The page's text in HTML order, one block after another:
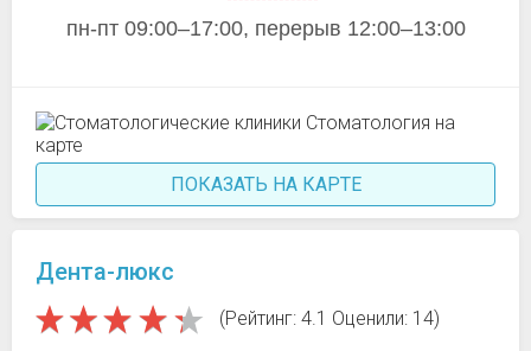
пн-пт 09:00–17:00, перерыв 12:00–13:00
ПОКАЗАТЬ НА КАРТЕ
Дента-люкс
(Рейтинг: 4.1 Оценили: 14)